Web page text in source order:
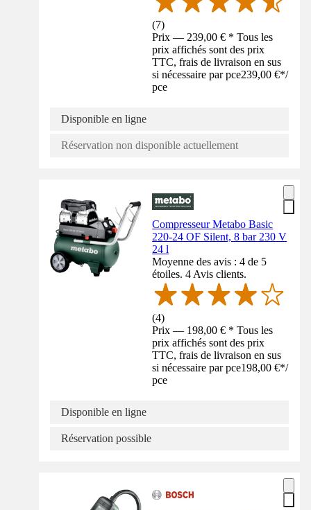
(7)
Prix — 239,00 € * Tous les
prix affichés sont des prix
TTC, frais de livraison en sus
si nécessaire par pce239,00 €*/
pce
Disponible en ligne
Réservation non disponible actuellement
Compresseur Metabo Basic
220-24 OF Silent, 8 bar 230 V
24 l
Moyenne des avis : 4 de 5
étoiles. 4 Avis clients.
(4)
Prix — 198,00 € * Tous les
prix affichés sont des prix
TTC, frais de livraison en sus
si nécessaire par pce198,00 €*/
pce
Disponible en ligne
Réservation possible